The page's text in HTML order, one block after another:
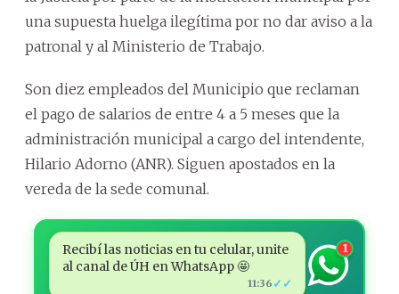
una supuesta huelga ilegítima por no dar aviso a la
patronal y al Ministerio de Trabajo.
Son diez empleados del Municipio que reclaman
el pago de salarios de entre 4 a 5 meses que la
administración municipal a cargo del intendente,
Hilario Adorno (ANR). Siguen apostados en la
vereda de la sede comunal.
Recibí las noticias en tu celular, unite
al canal de ÚH en WhatsApp 🤩
11:36 ✓✓
1